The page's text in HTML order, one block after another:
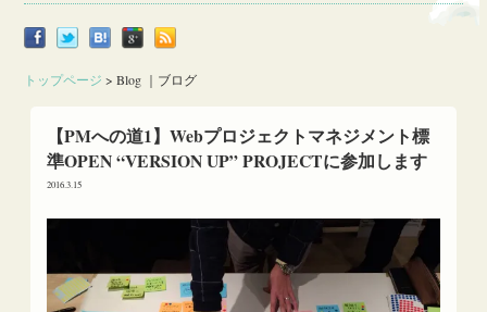
トップページ >Blog ｜ブログ
【PMへの道1】Webプロジェクトマネジメント標
準OPEN “VERSION UP” PROJECTに参加します
2016.3.15